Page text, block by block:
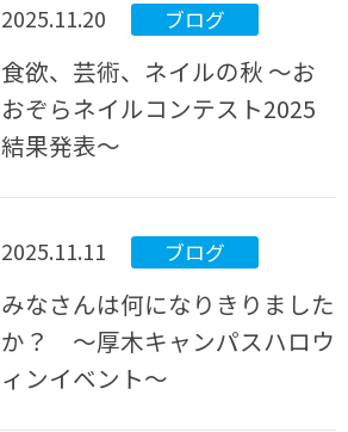
2025.11.20 ブログ
食欲、芸術、ネイルの秋 ～お
おぞらネイルコンテスト2025
結果発表～
2025.11.11 ブログ
みなさんは何になりきりました
か？ ～厚木キャンパスハロウ
ィンイベント～